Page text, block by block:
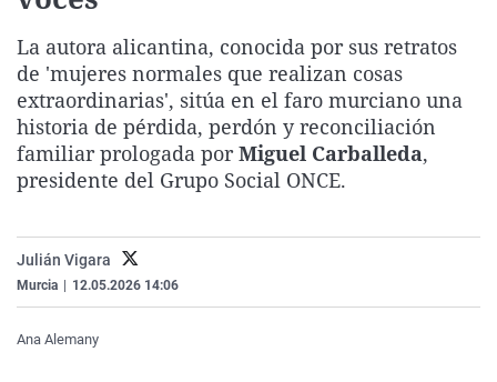
Gente viajera
Como el perro y el
Retornados
Equipo de
Operación Viuda
Galicia
La Rioja
Navarra
País Vasco
Televisión
Elecciones
La autora alicantina, conocida por sus retratos
de 'mujeres normales que realizan cosas
extraordinarias', sitúa en el faro murciano una
historia de pérdida, perdón y reconciliación
familiar prologada porMiguel Carballeda,
presidente del Grupo Social ONCE.
Julián Vigara
Murcia 12.05.2026 14:06
Ana Alemany